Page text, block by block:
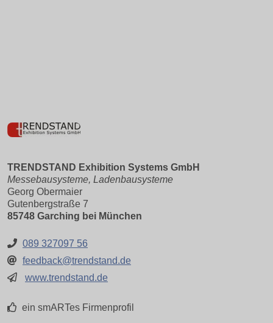
TRENDSTAND Exhibition Systems GmbH
Messebausysteme, Ladenbausysteme
Georg Obermaier
Gutenbergstraße 7
85748 Garching bei München
089 327097 56
feedback@trendstand.de
www.trendstand.de
ein smARTes Firmenprofil